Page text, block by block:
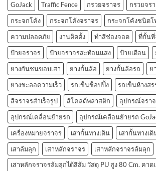
GoJack Traffic Fence กรวยจราจร
กรวยจร
กระจกโค้ง
กระจกโค้งจราจร กระจกโค้งชนิดโ
ความปลอดภัย
งานติดตั้ง ทำสีช่องจอด
ที่กั้นที่
ป้ายจราจร
ป้ายจราจรสะท้อนแสง ป้ายเตือน
ยางกันชนขอบเสา
ยางกั้นล้อ ยางกั้นล้อรถ
ย
ยางชะลอความเร็ว
รถเข็นช็อปปิ้ง รถเข็นห้างส
สีจราจรสำเร็จรูป
สีโคลด์พลาสติก
อุปกรณ์จรา
อุปกรณ์เคลื่อนย้ายรถ
อุปกรณ์เคลื่อนย้ายรถ
เครื่องหมายจราจร
เสากั้นทางเดิน
เสากั้นทางเ
เสาล้มลุก
เสาหลักจราจร
เสาหลักจราจรล้มลุก
เสาหลักจราจรล้มลุกได้สีส้ม วัสดุ PU สูง 80 Cm. คา